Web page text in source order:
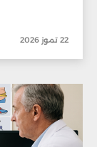
22 تموز 2026